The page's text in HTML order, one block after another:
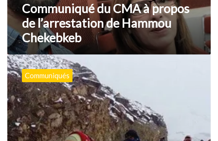
Chekebkeb
Communiqué du CMA à propos
de l’arrestation de Hammou
Chekebkeb
Maroc
:
les
montagnardes
de
l’Atlas
et
de
Communiqués